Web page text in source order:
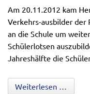
Am 20.11.2012 kam
Verkehrs-ausbilder
an die Schule um
Schülerlotsen
Jahreshälfte die
Weiterlesen …